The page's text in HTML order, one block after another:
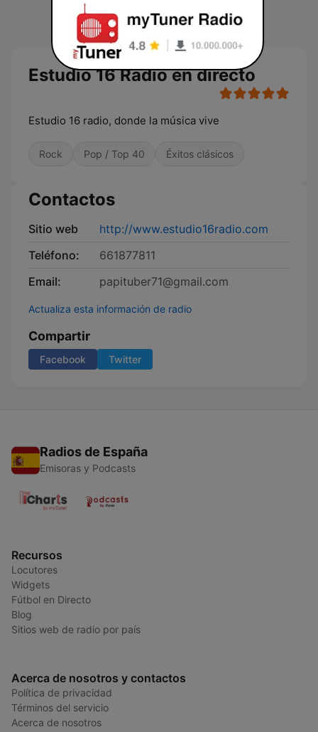
Estudio 16 Radio en directo
Estudio 16 radio, donde la música vive
Rock Pop / Top 40 Éxitos clásicos
Contactos
Sitio web
http://www.estudio16radio.com
Teléfono:
661877811
Email:
papituber71@gmail.com
Actualiza esta información de radio
Compartir
Facebook Twitter
Radios de España
Emisoras y Podcasts
Recursos
Locutores
Widgets
Fútbol en Directo
Blog
Sitios web de radio por país
Acerca de nosotros y contactos
Política de privacidad
Términos del servicio
Acerca de nosotros